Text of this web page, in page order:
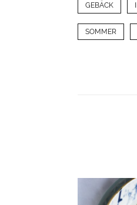
GEBÄCK
SOMMER